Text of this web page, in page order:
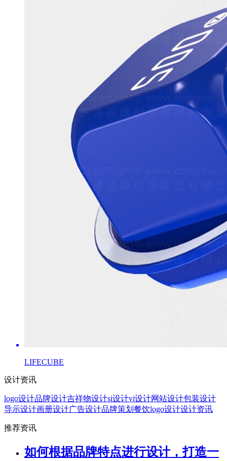
LIFECUBE
设计资讯
logo设计品牌设计吉祥物设计si设计vi设计网站设计包装设计
导示设计画册设计广告设计品牌策划 餐饮logo设计设计资讯
推荐资讯
如何根据品牌特点进行设计，打造一